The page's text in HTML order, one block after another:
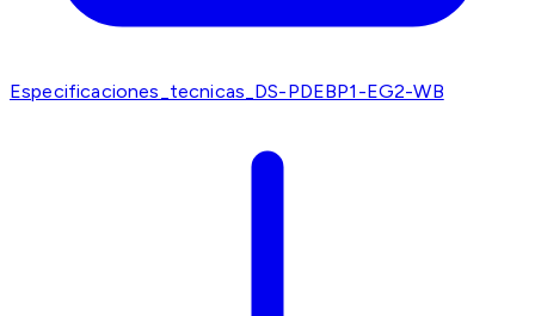
Especificaciones_tecnicas_DS-PDEBP1-EG2-WB